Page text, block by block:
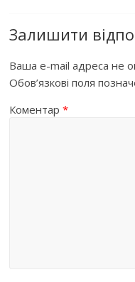
Залишити
Ваша e-mail адреса не
Обов’язкові поля
Коментар*